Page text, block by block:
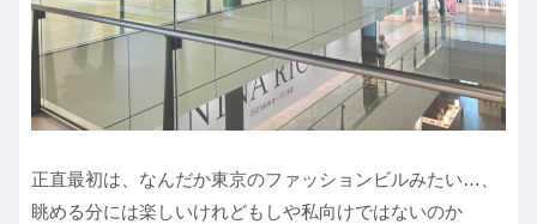
正直最初は、なんだか東京のファッションビルみたい…、
眺める分には楽しいけれどもしや私向けではないのか